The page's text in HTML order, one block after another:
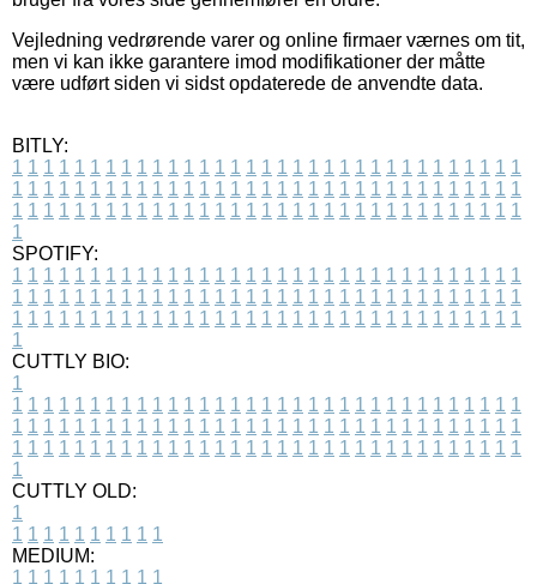
Vejledning vedrørende varer og online firmaer værnes om tit,
men vi kan ikke garantere imod modifikationer der måtte
være udført siden vi sidst opdaterede de anvendte data.
BITLY:
1 1 1 1 1 1 1 1 1 1 1 1 1 1 1 1 1 1 1 1 1 1 1 1 1 1 1 1 1 1 1 1 1
1 1 1 1 1 1 1 1 1 1 1 1 1 1 1 1 1 1 1 1 1 1 1 1 1 1 1 1 1 1 1 1 1
1 1 1 1 1 1 1 1 1 1 1 1 1 1 1 1 1 1 1 1 1 1 1 1 1 1 1 1 1 1 1 1 1
1
SPOTIFY:
1 1 1 1 1 1 1 1 1 1 1 1 1 1 1 1 1 1 1 1 1 1 1 1 1 1 1 1 1 1 1 1 1
1 1 1 1 1 1 1 1 1 1 1 1 1 1 1 1 1 1 1 1 1 1 1 1 1 1 1 1 1 1 1 1 1
1 1 1 1 1 1 1 1 1 1 1 1 1 1 1 1 1 1 1 1 1 1 1 1 1 1 1 1 1 1 1 1 1
1
CUTTLY BIO:
1
1 1 1 1 1 1 1 1 1 1 1 1 1 1 1 1 1 1 1 1 1 1 1 1 1 1 1 1 1 1 1 1 1
1 1 1 1 1 1 1 1 1 1 1 1 1 1 1 1 1 1 1 1 1 1 1 1 1 1 1 1 1 1 1 1 1
1 1 1 1 1 1 1 1 1 1 1 1 1 1 1 1 1 1 1 1 1 1 1 1 1 1 1 1 1 1 1 1 1
1
CUTTLY OLD:
1
1 1 1 1 1 1 1 1 1 1
MEDIUM:
1 1 1 1 1 1 1 1 1 1